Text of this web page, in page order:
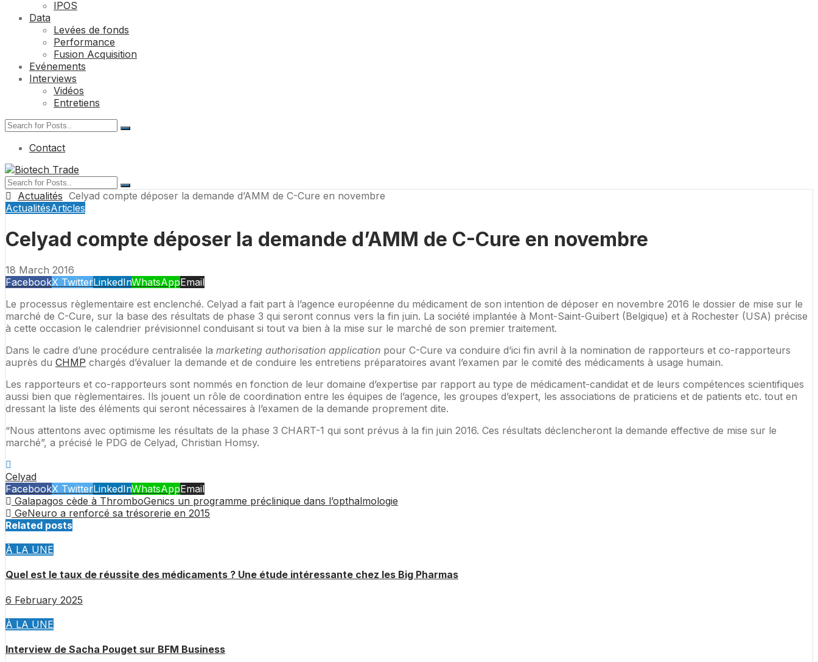
IPOS
Data
Levées de fonds
Performance
Fusion Acquisition
Evénements
Interviews
Vidéos
Entretiens
Contact
Actualités Celyad compte déposer la demande d’AMM de C-Cure en novembre
ActualitésArticles
Celyad compte déposer la demande d’AMM de C-Cure en novembre
18 March 2016
FacebookX TwitterLinkedInWhatsAppEmail
Le processus règlementaire est enclenché. Celyad a fait part à l’agence européenne du médicament de son intention de déposer en novembre 2016 le dossier de mise sur le
marché de C-Cure, sur la base des résultats de phase 3 qui seront connus vers la fin juin. La société implantée à Mont-Saint-Guibert (Belgique) et à Rochester (USA) précise
à cette occasion le calendrier prévisionnel conduisant si tout va bien à la mise sur le marché de son premier traitement.
Dans le cadre d’une procédure centralisée la marketing authorisation application pour C-Cure va conduire d’ici fin avril à la nomination de rapporteurs et co-rapporteurs
auprès du CHMP chargés d’évaluer la demande et de conduire les entretiens préparatoires avant l’examen par le comité des médicaments à usage humain.
Les rapporteurs et co-rapporteurs sont nommés en fonction de leur domaine d’expertise par rapport au type de médicament-candidat et de leurs compétences scientifiques
aussi bien que règlementaires. Ils jouent un rôle de coordination entre les équipes de l’agence, les groupes d’expert, les associations de praticiens et de patients etc. tout en
dressant la liste des éléments qui seront nécessaires à l’examen de la demande proprement dite.
“Nous attentons avec optimisme les résultats de la phase 3 CHART-1 qui sont prévus à la fin juin 2016. Ces résultats déclencheront la demande effective de mise sur le
marché”, a précisé le PDG de Celyad, Christian Homsy.
Celyad
FacebookX TwitterLinkedInWhatsAppEmail
Galapagos cède à ThromboGenics un programme préclinique dans l’opthalmologie
GeNeuro a renforcé sa trésorerie en 2015
Related posts
À LA UNE
Quel est le taux de réussite des médicaments ? Une étude intéressante chez les Big Pharmas
6 February 2025
À LA UNE
Interview de Sacha Pouget sur BFM Business